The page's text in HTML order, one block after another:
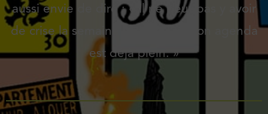
aussi envie de dire : « Il ne peut pas y avoir
de crise la semaine prochaine, mon agenda
est déjà plein. »